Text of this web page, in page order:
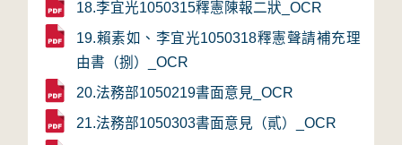
18.李宜光1050315釋憲陳報二狀_OCR
19.賴素如、李宜光1050318釋憲聲請補充理
由書（捌）_OCR
20.法務部1050219書面意見_OCR
21.法務部1050303書面意見（貳）_OCR